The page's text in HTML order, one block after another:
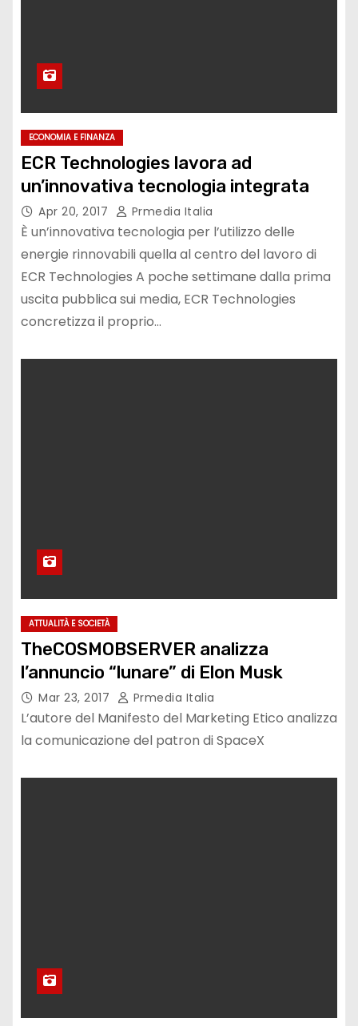
ECONOMIA E FINANZA
ECR Technologies lavora ad
un’innovativa tecnologia integrata
Apr 20, 2017 Prmedia Italia
È un’innovativa tecnologia per l’utilizzo delle
energie rinnovabili quella al centro del lavoro di
ECR Technologies A poche settimane dalla prima
uscita pubblica sui media, ECR Technologies
concretizza il proprio…
ATTUALITÀ E SOCIETÀ
TheCOSMOBSERVER analizza
l’annuncio “lunare” di Elon Musk
Mar 23, 2017 Prmedia Italia
L’autore del Manifesto del Marketing Etico analizza
la comunicazione del patron di SpaceX